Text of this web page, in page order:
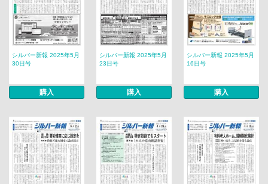
シルバー新報 2025年5月
30日号
購入
シルバー新報 2025年5月
23日号
購入
シルバー新報 2025年5月
16日号
購入